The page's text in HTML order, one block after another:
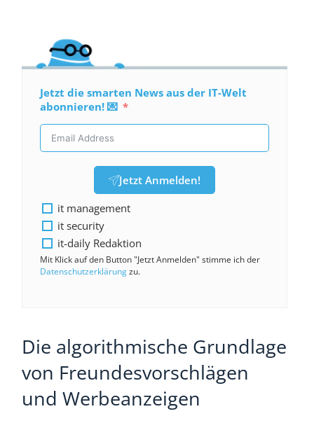
Jetzt die smarten News aus der IT-Welt
abonnieren! 💌
Jetzt Anmelden!
it management
it security
it-daily Redaktion
Mit Klick auf den Button "Jetzt Anmelden" stimme ich der
Datenschutzerklärungzu.
Die algorithmische Grundlage
von Freundesvorschlägen
und Werbeanzeigen